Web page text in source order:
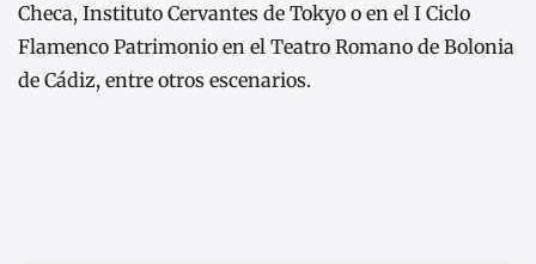
Checa, Instituto Cervantes de Tokyo o en el I Ciclo
Flamenco Patrimonio en el Teatro Romano de Bolonia
de Cádiz, entre otros escenarios.